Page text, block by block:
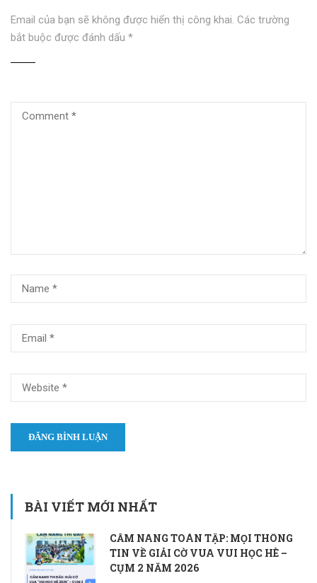
Email của bạn sẽ không được hiển thị công khai. Các trường
bắt buộc được đánh dấu *
BÀI VIẾT MỚI NHẤT
CẨM NANG TOÀN TẬP: MỌI THÔNG
TIN VỀ GIẢI CỜ VUA VUI HỌC HÈ –
CỤM 2 NĂM 2026